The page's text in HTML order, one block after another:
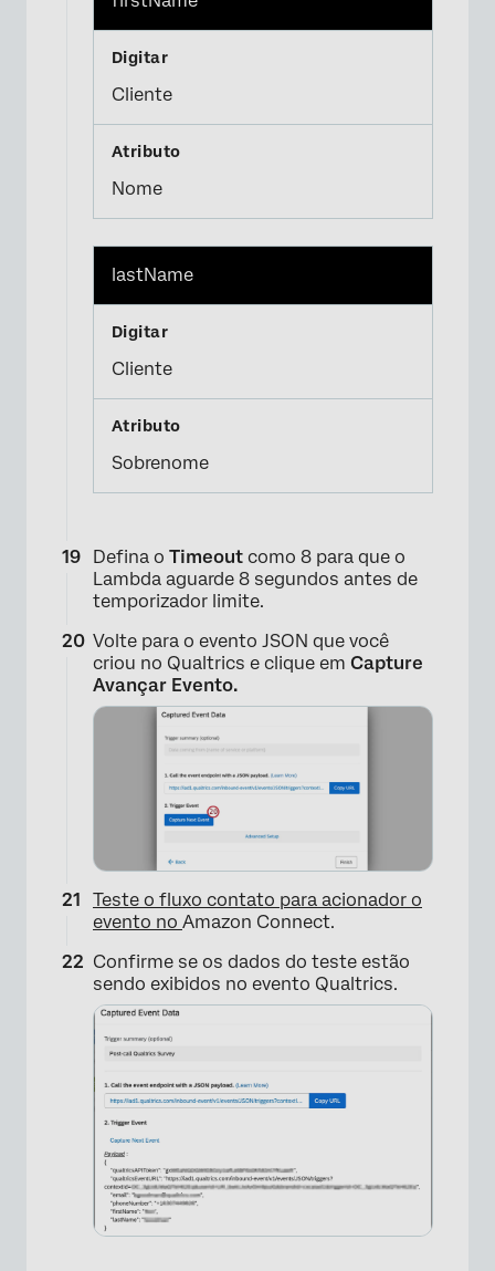
Cliente
Nome
lastName
Cliente
Sobrenome
Defina o Timeout como 8 para que o
Lambda aguarde 8 segundos antes de
temporizador limite.
Volte para o evento JSON que você
criou no Qualtrics e clique em Capture
Avançar Evento.
Teste o fluxo contato para acionador o
evento no Amazon Connect.
Confirme se os dados do teste estão
sendo exibidos no evento Qualtrics.